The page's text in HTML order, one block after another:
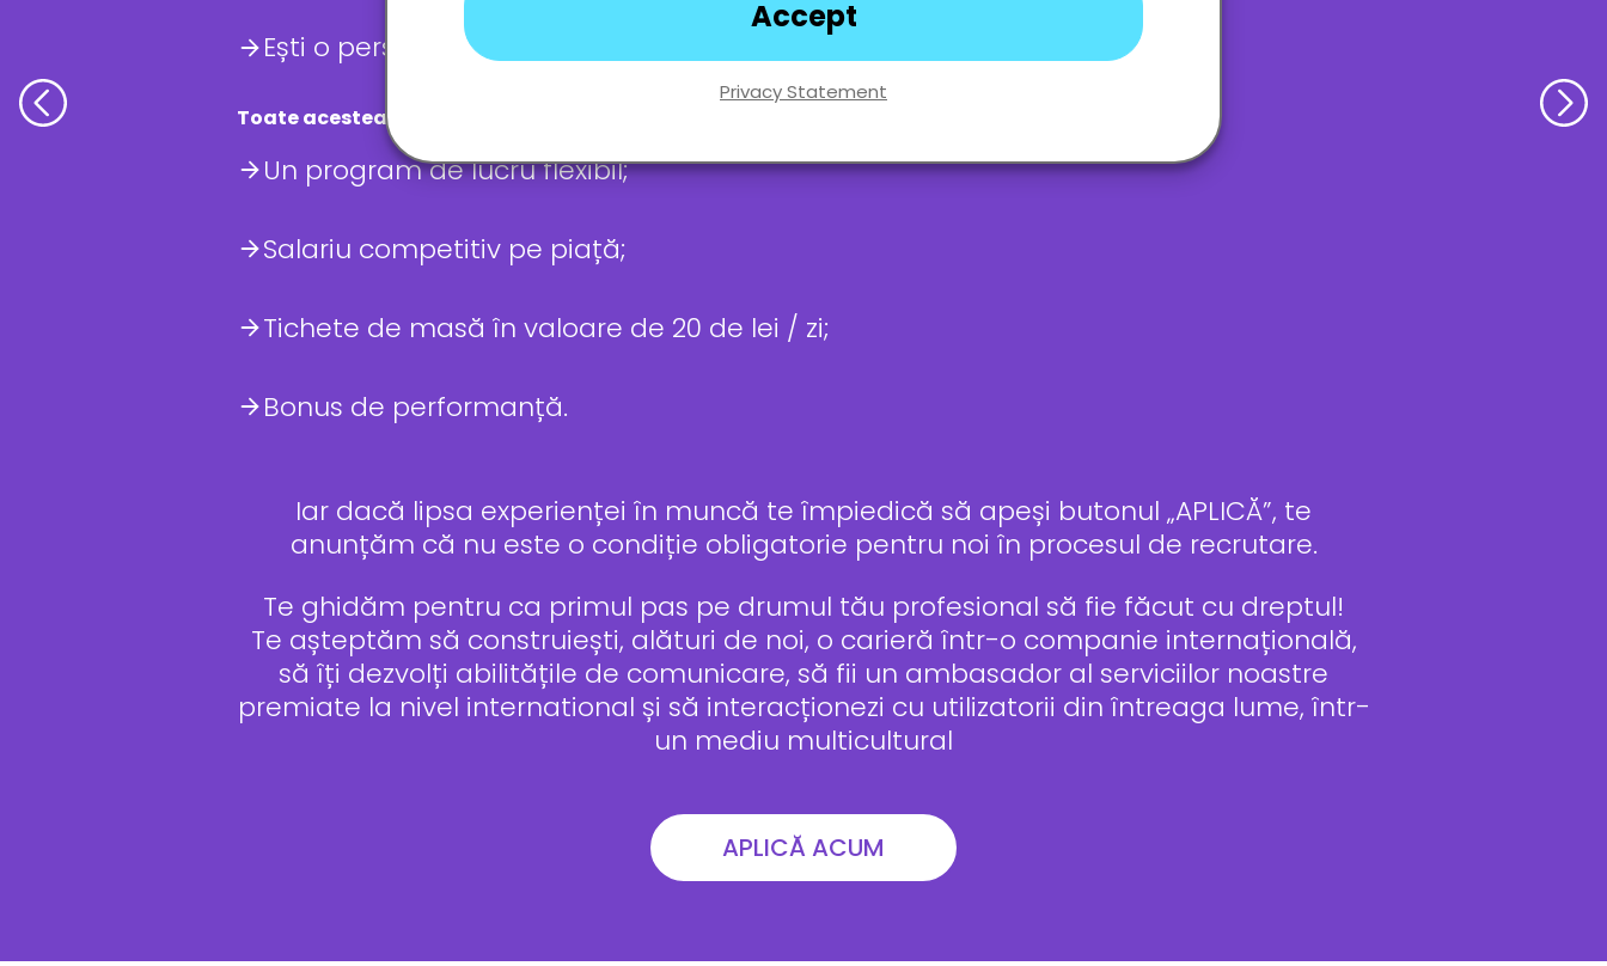
Accept
Privacy Statement
Ești o persoană responsabilă și lucrezi bine în echipă.
Toate acestea vor fi recompensate de noi cu:
Un program de lucru flexibil;
Salariu competitiv pe piață;
Tichete de masă în valoare de 20 de lei / zi;
Bonus de performanță.
Iar dacă lipsa experienței în muncă te împiedică să apeși butonul „APLICĂ”, te
anunțăm că nu este o condiție obligatorie pentru noi în procesul de recrutare.
Te ghidăm pentru ca primul pas pe drumul tău profesional să fie făcut cu dreptul!
Te așteptăm să construiești, alături de noi, o carieră într-o companie internațională,
să îți dezvolți abilitățile de comunicare, să fii un ambasador al serviciilor noastre
premiate la nivel international și să interacționezi cu utilizatorii din întreaga lume, într-
un mediu multicultural
APLICĂ ACUM